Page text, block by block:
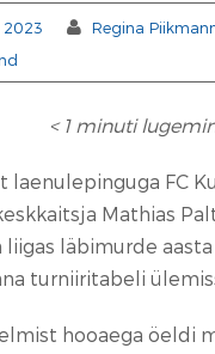
2023
Regina
< 1 minuti
laenulepinguga FC
Mathias
liigas läbimurde
turniiritabeli
hooaega öeldi